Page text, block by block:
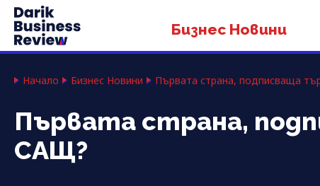
Бизнес Новини
Начало Бизнес Новини Първата страна, подписваща
Първата страна,
САЩ?